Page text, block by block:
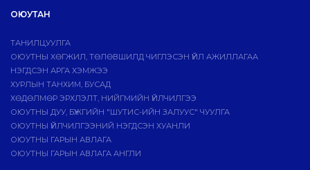
ОЮУТАН
ТАНИЛЦУУЛГА
ОЮУТНЫ ХӨГЖИЛ, ТӨЛӨВШИЛД ЧИГЛЭСЭН ҮЙЛ АЖИЛЛАГАА
НЭГДСЭН АРГА ХЭМЖЭЭ
ХУРЛЫН ТАНХИМ, БУСАД
ХӨДӨЛМӨР ЭРХЛЭЛТ, НИЙГМИЙН ҮЙЛЧИЛГЭЭ
ОЮУТНЫ ДУУ, БҮЖГИЙН "ШУТИС-ИЙН ЗАЛУУС" ЧУУЛГА
ОЮУТНЫ ҮЙЛЧИЛГЭЭНИЙ НЭГДСЭН ХУАНЛИ
ОЮУТНЫ ГАРЫН АВЛАГА
ОЮУТНЫ ГАРЫН АВЛАГА АНГЛИ